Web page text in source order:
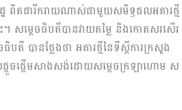
ពិតជារីករាយណាស់ជាមួយសមិទ្ធផលអគារថ្មី
ះ។ សម្តេចធិបតីបានវាយតម្លៃ និងកោតសរសើរ
បានថ្លែងថា អគារថ្មីនៃទីស្តីការក្រសួង
ផ្តួចផ្តើមសាងសង់ដោយសម្តេចក្រឡាហោម ស